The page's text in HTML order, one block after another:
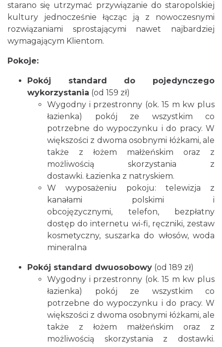
starano się utrzymać przywiązanie do staropolskiej
kultury jednocześnie łącząc ją z nowoczesnymi
rozwiązaniami sprostającymi nawet najbardziej
wymagającym Klientom.
Pokoje:
Pokój standard do pojedynczego
wykorzystania (od 159 zł)
Wygodny i przestronny (ok. 15 m kw plus
łazienka) pokój ze wszystkim co
potrzebne do wypoczynku i do pracy. W
większości z dwoma osobnymi łóżkami, ale
także z łożem małżeńskim oraz z
możliwością skorzystania z
dostawki. Łazienka z natryskiem.
W wyposażeniu pokoju: telewizja z
kanałami polskimi i
obcojęzycznymi, telefon, bezpłatny
dostęp do internetu wi-fi, ręczniki, zestaw
kosmetyczny, suszarka do włosów, woda
mineralna
Pokój standard dwuosobowy (od 189 zł)
Wygodny i przestronny (ok. 15 m kw plus
łazienka) pokój ze wszystkim co
potrzebne do wypoczynku i do pracy. W
większości z dwoma osobnymi łóżkami, ale
także z łożem małżeńskim oraz z
możliwością skorzystania z dostawki.